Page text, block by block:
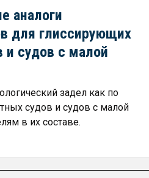
аналоги
для глиссирующих
и судов с малой
задел как по
судов и судов с малой
в их составе.